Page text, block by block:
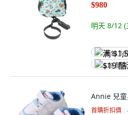
$980
明天 8/12 (
满
$19 酷
Annie 兒
首購折扣價